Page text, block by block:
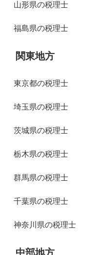
山形県の税理士
福島県の税理士
関東地方
東京都の税理士
埼玉県の税理士
茨城県の税理士
栃木県の税理士
群馬県の税理士
千葉県の税理士
神奈川県の税理士
中部地方